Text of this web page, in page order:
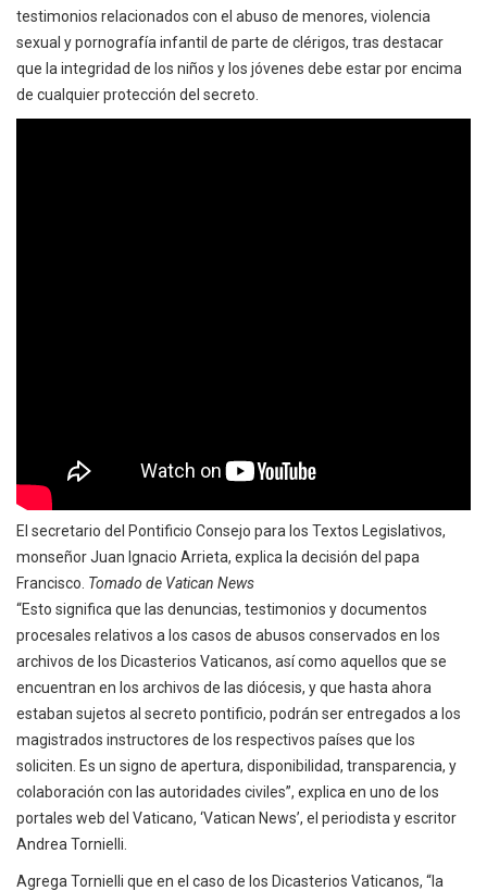
testimonios relacionados con el abuso de menores, violencia
sexual y pornografía infantil de parte de clérigos, tras destacar
que la integridad de los niños y los jóvenes debe estar por encima
de cualquier protección del secreto.
El secretario del Pontificio Consejo para los Textos Legislativos,
monseñor Juan Ignacio Arrieta, explica la decisión del papa
Francisco. Tomado de Vatican News
“Esto significa que las denuncias, testimonios y documentos
procesales relativos a los casos de abusos conservados en los
archivos de los Dicasterios Vaticanos, así como aquellos que se
encuentran en los archivos de las diócesis, y que hasta ahora
estaban sujetos al secreto pontificio, podrán ser entregados a los
magistrados instructores de los respectivos países que los
soliciten. Es un signo de apertura, disponibilidad, transparencia, y
colaboración con las autoridades civiles”, explica en uno de los
portales web del Vaticano, ‘Vatican News’, el periodista y escritor
Andrea Tornielli.
Agrega Tornielli que en el caso de los Dicasterios Vaticanos, “la